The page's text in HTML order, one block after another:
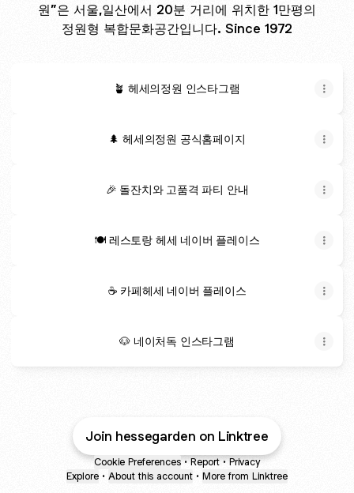
원”은 서울,일산에서 20분 거리에 위치한 1만평의
정원형 복합문화공간입니다. Since 1972
🪴 헤세의정원 인스타그램
🌲 헤세의정원 공식홈페이지
🎉 돌잔치와 고품격 파티 안내
🍽️ 레스토랑 헤세 네이버 플레이스
☕️ 카페헤세 네이버 플레이스
🐶 네이처독 인스타그램
Join hessegarden on Linktree
Cookie Preferences • Report • Privacy
Explore • About this account • More from Linktree